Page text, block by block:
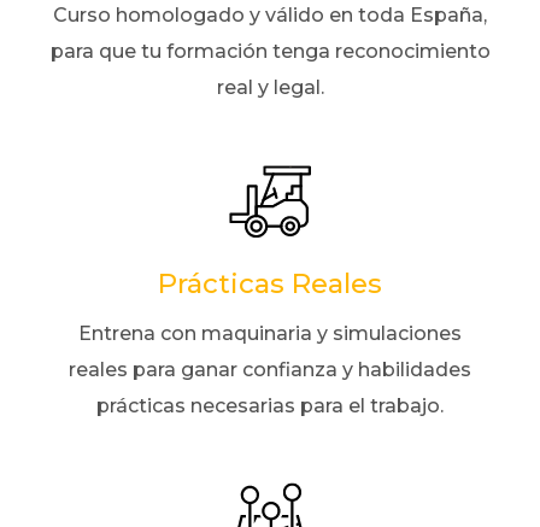
Curso homologado y válido en toda España,
para que tu formación tenga reconocimiento
real y legal.
Prácticas Reales
Entrena con maquinaria y simulaciones
reales para ganar confianza y habilidades
prácticas necesarias para el trabajo.